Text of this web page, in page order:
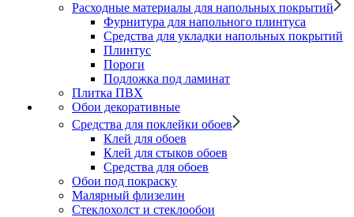
Расходные материалы для напольных покрытий
Фурнитура для напольного плинтуса
Средства для укладки напольных покрытий
Плинтус
Пороги
Подложка под ламинат
Плитка ПВХ
Обои декоративные
Средства для поклейки обоев
Клей для обоев
Клей для стыков обоев
Средства для обоев
Обои под покраску
Малярный флизелин
Стеклохолст и стеклообои